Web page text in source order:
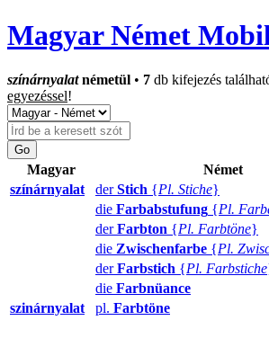
Magyar Német
színárnyalatnémetül • 7 db kifejezés
egyezéssel!
Magyar Német
színárnyalat
derStich {Pl. Stiche}
die Farbabstufung {Pl.
derFarbton {Pl. Farbtöne}
die Zwischenfarbe {Pl.
derFarbstich {Pl. Farbstiche
die Farbnüance
szinárnyalat
pl. Farbtöne